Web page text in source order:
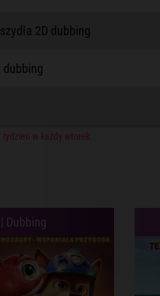
2D dubbing
dubbing
w każdy wtorek.
Dubbing